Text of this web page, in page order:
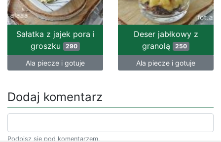
Sałatka z jajek pora i
groszku 290
Ala piecze i gotuje
Deser jabłkowy z
granolą 250
Ala piecze i gotuje
Dodaj komentarz
Podpisz się pod komentarzem.